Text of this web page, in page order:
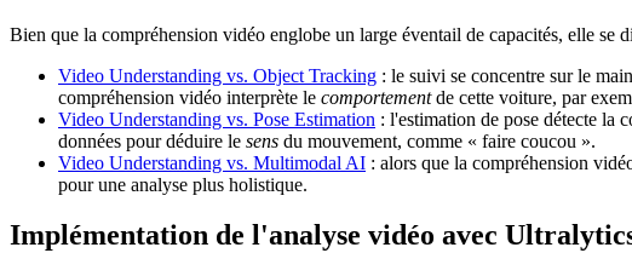
Bien que la compréhension vidéo englobe un large éventail de capacités, elle se
Video Understanding vs. Object Tracking : le suivi se concentre sur le
compréhension vidéo interprète le comportementde cette voiture, par
Video Understanding vs. Pose Estimation : l'estimation de pose détecte la
données pour déduire le sens du mouvement, comme « faire coucou ».
Video Understanding vs. Multimodal AI : alors que la compréhension
pour une analyse plus holistique.
Implémentation de l'analyse vidéo avec